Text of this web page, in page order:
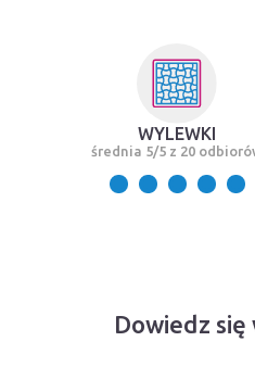
WYLEWKI
średnia 5/5 z 20
Dowiedz się